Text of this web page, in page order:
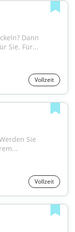
Dann
Sie. Für...
Vollzeit
Sie
Vollzeit